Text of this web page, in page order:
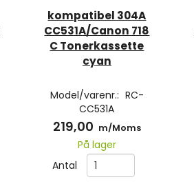
kompatibel 304A
CC531A/Canon 718
C Tonerkassette
cyan
Model/varenr.: RC-
CC531A
219,00 m/Moms
På lager
Antal